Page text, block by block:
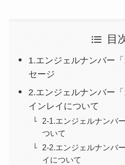
目
1.エンジェルナンバー
セージ
2.エンジェルナンバー
インレイについて
2-1.エンジェルナンバ
ついて
2-2.エンジェルナンバ
イについて